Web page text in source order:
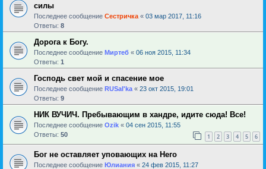
силы
Последнее сообщение Сестричка « 03 мар 2017, 11:16
Ответы: 8
Дорога к Богу.
Последнее сообщение Миртеб « 06 ноя 2015, 11:34
Ответы: 1
Господь свет мой и спасение мое
Последнее сообщение RUSal'ka « 23 окт 2015, 19:01
Ответы: 9
НИК ВУЧИЧ. Пребывающим в хандре, идите сюда! Все!
Последнее сообщение Ozik « 04 сен 2015, 11:55
Ответы: 50 1 2 3 4 5 6
Бог не оставляет уповающих на Него
Последнее сообщение Юлиания « 24 фев 2015, 11:27